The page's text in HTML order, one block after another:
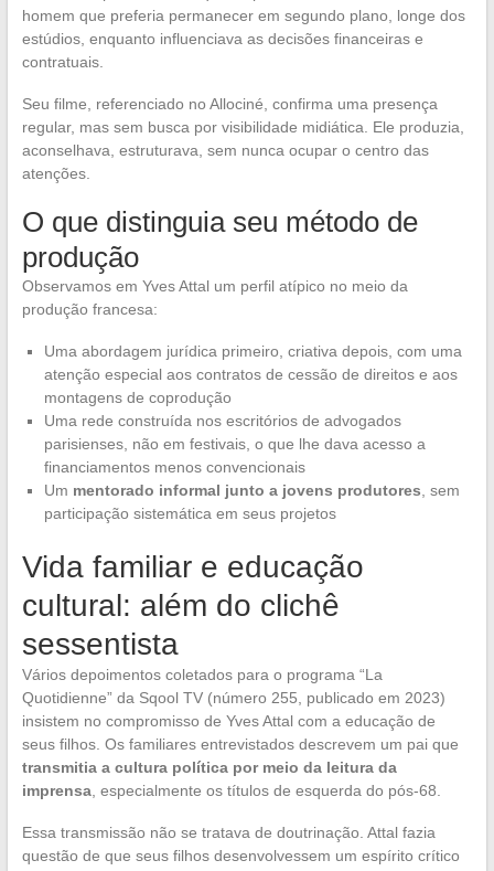
homem que preferia permanecer em segundo plano, longe dos
estúdios, enquanto influenciava as decisões financeiras e
contratuais.
Seu filme, referenciado no Allociné, confirma uma presença
regular, mas sem busca por visibilidade midiática. Ele produzia,
aconselhava, estruturava, sem nunca ocupar o centro das
atenções.
O que distinguia seu método de
produção
Observamos em Yves Attal um perfil atípico no meio da
produção francesa:
Uma abordagem jurídica primeiro, criativa depois, com uma
atenção especial aos contratos de cessão de direitos e aos
montagens de coprodução
Uma rede construída nos escritórios de advogados
parisienses, não em festivais, o que lhe dava acesso a
financiamentos menos convencionais
Um mentorado informal junto a jovens produtores , sem
participação sistemática em seus projetos
Vida familiar e educação
cultural: além do clichê
sessentista
Vários depoimentos coletados para o programa “La
Quotidienne” da Sqool TV (número 255, publicado em 2023)
insistem no compromisso de Yves Attal com a educação de
seus filhos. Os familiares entrevistados descrevem um pai que
transmitia a cultura política por meio da leitura da
imprensa, especialmente os títulos de esquerda do pós-68.
Essa transmissão não se tratava de doutrinação. Attal fazia
questão de que seus filhos desenvolvessem um espírito crítico